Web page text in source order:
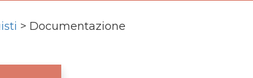
> Documentazione